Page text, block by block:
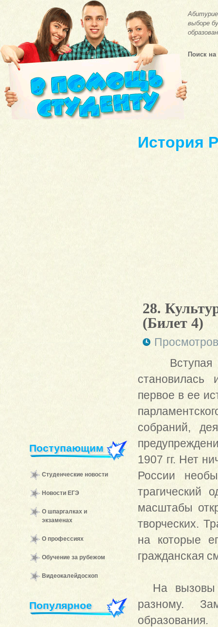
выборе
Поиск на
Поступающим
Студенческие новости
Новости ЕГЭ
О шпаргалках и
экзаменах
О профессиях
Обучение за рубежом
Видеокалейдоскоп
Популярное
История
28.
(Билет 4)
становилась
первое в ее
собраний,
1907 гг. Нет
России
трагический
масштабы
творческих.
на которые
гражданская
На вызовы
разному.